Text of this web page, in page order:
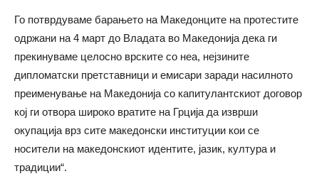
Го потврдуваме барањето на Македонците на протестите
одржани на 4 март до Владата во Македонија дека ги
прекинуваме целосно врските со неа, нејзините
дипломатски претставници и емисари заради насилното
преименување на Македонија со капитулантскиот договор
кој ги отвора широко вратите на Грција да изврши
окупација врз сите македонски институции кои се
носители на македонскиот идентите, јазик, култура и
традиции“.